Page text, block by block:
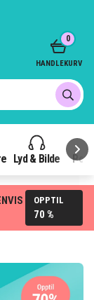
Lyd & Bilde
0
HANDLEKURV
OPPTIL
70 %